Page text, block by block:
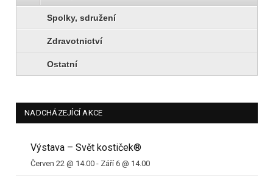
Spolky, sdružení
Zdravotnictví
Ostatní
NADCHÁZEJÍCÍ AKCE
Výstava – Svět kostiček®
Červen 22 @ 14.00 - Září 6 @ 14.00